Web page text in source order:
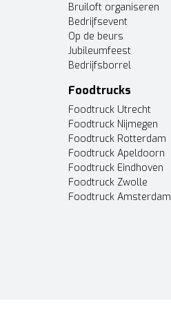
Bruiloft organiseren
Bedrijfsevent
Op de beurs
Jubileumfeest
Bedrijfsborrel
Foodtrucks
Foodtruck Utrecht
Foodtruck Nijmegen
Foodtruck Rotterdam
Foodtruck Apeldoorn
Foodtruck Eindhoven
Foodtruck Zwolle
Foodtruck Amsterdam